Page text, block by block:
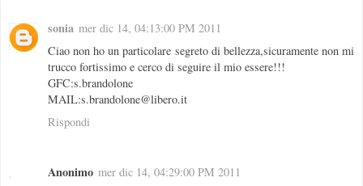
sonia mer dic 14, 04:13:00 PM 2011
Ciao non ho un particolare segreto di bellezza,sicuramente non mi
trucco fortissimo e cerco di seguire il mio essere!!!
GFC:s.brandolone
MAIL:s.brandolone@libero.it
Rispondi
Anonimo mer dic 14, 04:29:00 PM 2011